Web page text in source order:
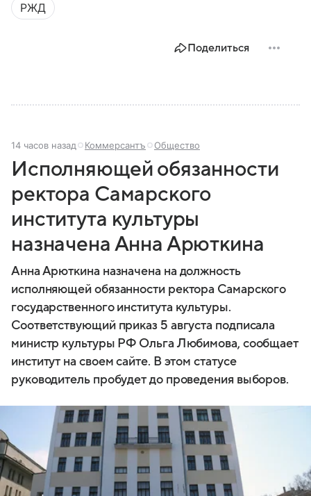
РЖД
Поделиться
14 часов назад Коммерсантъ Общество
Исполняющей обязанности
ректора Самарского
института культуры
назначена Анна Арюткина
Анна Арюткина назначена на должность
исполняющей обязанности ректора Самарского
государственного института культуры.
Соответствующий приказ 5 августа подписала
министр культуры РФ Ольга Любимова, сообщает
институт на своем сайте. В этом статусе
руководитель пробудет до проведения выборов.